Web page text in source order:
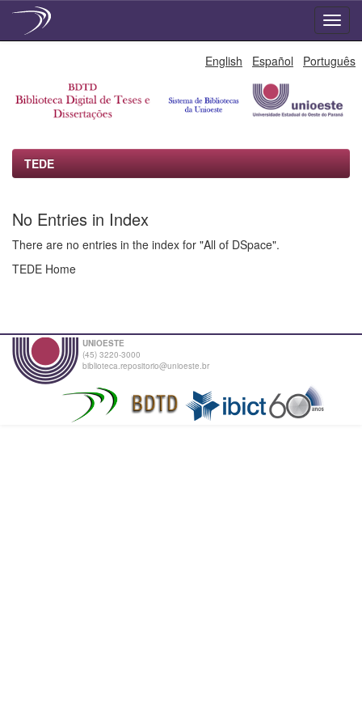
English Español Português
TEDE
No Entries in Index
There are no entries in the index for "All of DSpace".
TEDE Home
UNIOESTE
(45) 3220-3000
biblioteca.repositorio@unioeste.br